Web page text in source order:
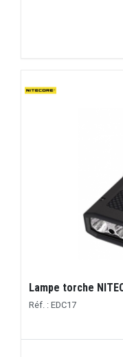
Lampe torche
Réf. : EDC17